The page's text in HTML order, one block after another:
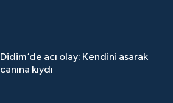
Didim’de acı olay: Kendini asarak
canına kıydı